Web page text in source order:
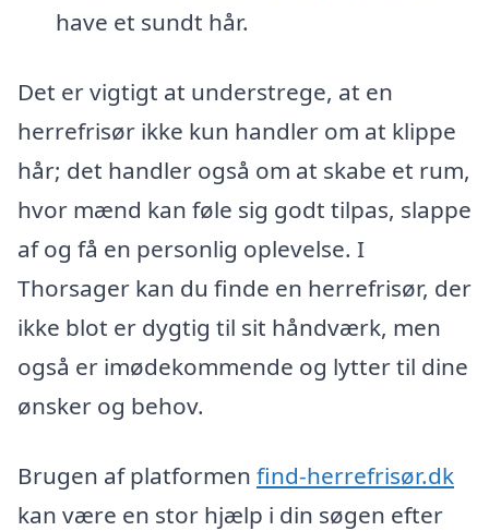
have et sundt hår.
Det er vigtigt at understrege, at en
herrefrisør ikke kun handler om at klippe
hår; det handler også om at skabe et rum,
hvor mænd kan føle sig godt tilpas, slappe
af og få en personlig oplevelse. I
Thorsager kan du finde en herrefrisør, der
ikke blot er dygtig til sit håndværk, men
også er imødekommende og lytter til dine
ønsker og behov.
Brugen af platformen find-herrefrisør.dk
kan være en stor hjælp i din søgen efter